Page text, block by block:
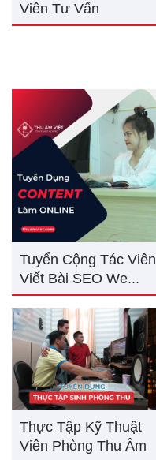
Viên Tư Vấn
Tuyển Cộng Tác Viên
Viết Bài SEO We...
Thực Tập Kỹ Thuật
Viên Phòng Thu Âm